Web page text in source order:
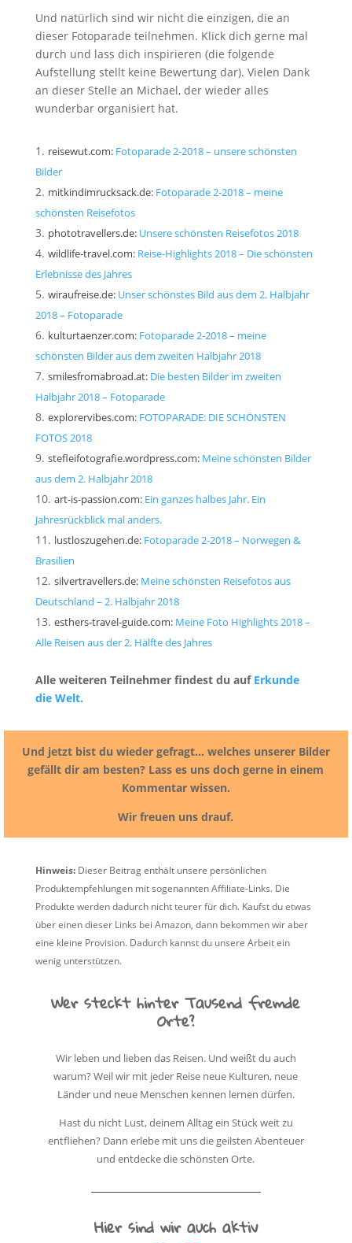
Und natürlich sind wir nicht die einzigen, die an
dieser Fotoparade teilnehmen. Klick dich gerne mal
durch und lass dich inspirieren (die folgende
Aufstellung stellt keine Bewertung dar). Vielen Dank
an dieser Stelle an Michael, der wieder alles
wunderbar organisiert hat.
reisewut.com: Fotoparade 2-2018 – unsere schönsten
Bilder
mitkindimrucksack.de: Fotoparade 2-2018 – meine
schönsten Reisefotos
phototravellers.de: Unsere schönsten Reisefotos 2018
wildlife-travel.com: Reise-Highlights 2018 – Die schönsten
Erlebnisse des Jahres
wiraufreise.de: Unser schönstes Bild aus dem 2. Halbjahr
2018 – Fotoparade
kulturtaenzer.com: Fotoparade 2-2018 – meine
schönsten Bilder aus dem zweiten Halbjahr 2018
smilesfromabroad.at: Die besten Bilder im zweiten
Halbjahr 2018 – Fotoparade
explorervibes.com: FOTOPARADE: DIE SCHÖNSTEN
FOTOS 2018
stefleifotografie.wordpress.com: Meine schönsten Bilder
aus dem 2. Halbjahr 2018
art-is-passion.com: Ein ganzes halbes Jahr. Ein
Jahresrückblick mal anders.
lustloszugehen.de: Fotoparade 2-2018 – Norwegen &
Brasilien
silvertravellers.de: Meine schönsten Reisefotos aus
Deutschland – 2. Halbjahr 2018
esthers-travel-guide.com:Meine Foto Highlights 2018 –
Alle Reisen aus der 2. Hälfte des Jahres
Alle weiteren Teilnehmer findest du auf Erkunde
die Welt.
Und jetzt bist du wieder gefragt… welches unserer Bilder
gefällt dir am besten? Lass es uns doch gerne in einem
Kommentar wissen.
Wir freuen uns drauf.
Hinweis:Dieser Beitrag enthält unsere persönlichen
Produktempfehlungen mit sogenannten Affiliate-Links. Die
Produkte werden dadurch nicht teurer für dich. Kaufst du etwas
über einen dieser Links bei Amazon, dann bekommen wir aber
eine kleine Provision. Dadurch kannst du unsere Arbeit ein
wenig unterstützen.
Wer steckt hinter Tausend fremde
Orte?
Wir leben und lieben das Reisen. Und weißt du auch
warum? Weil wir mit jeder Reise neue Kulturen, neue
Länder und neue Menschen kennen lernen dürfen.
Hast du nicht Lust, deinem Alltag ein Stück weit zu
entfliehen? Dann erlebe mit uns die geilsten Abenteuer
und entdecke die schönsten Orte.
Hier sind wir auch aktiv